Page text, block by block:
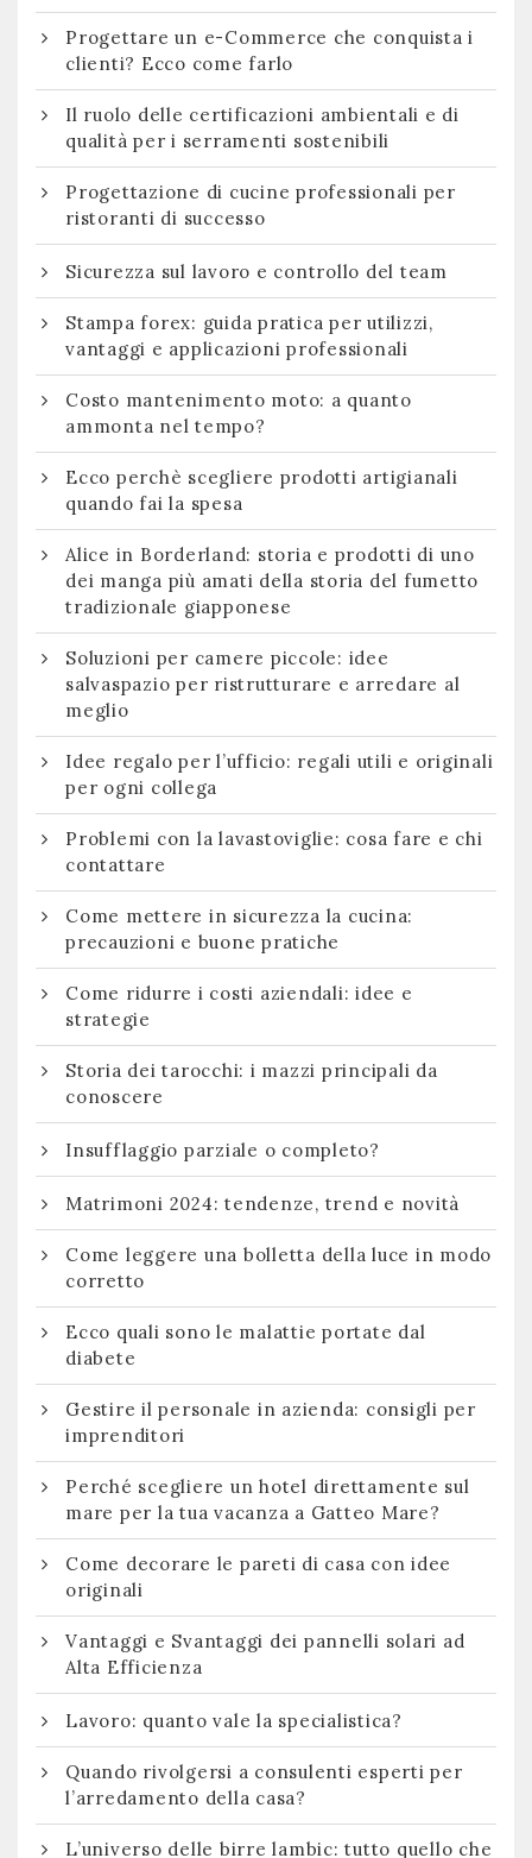
Progettare un e-Commerce che conquista i
clienti? Ecco come farlo
Il ruolo delle certificazioni ambientali e di
qualità per i serramenti sostenibili
Progettazione di cucine professionali per
ristoranti di successo
Sicurezza sul lavoro e controllo del team
Stampa forex: guida pratica per utilizzi,
vantaggi e applicazioni professionali
Costo mantenimento moto: a quanto
ammonta nel tempo?
Ecco perchè scegliere prodotti artigianali
quando fai la spesa
Alice in Borderland: storia e prodotti di uno
dei manga più amati della storia del fumetto
tradizionale giapponese
Soluzioni per camere piccole: idee
salvaspazio per ristrutturare e arredare al
meglio
Idee regalo per l’ufficio: regali utili e originali
per ogni collega
Problemi con la lavastoviglie: cosa fare e chi
contattare
Come mettere in sicurezza la cucina:
precauzioni e buone pratiche
Come ridurre i costi aziendali: idee e
strategie
Storia dei tarocchi: i mazzi principali da
conoscere
Insufflaggio parziale o completo?
Matrimoni 2024: tendenze, trend e novità
Come leggere una bolletta della luce in modo
corretto
Ecco quali sono le malattie portate dal
diabete
Gestire il personale in azienda: consigli per
imprenditori
Perché scegliere un hotel direttamente sul
mare per la tua vacanza a Gatteo Mare?
Come decorare le pareti di casa con idee
originali
Vantaggi e Svantaggi dei pannelli solari ad
Alta Efficienza
Lavoro: quanto vale la specialistica?
Quando rivolgersi a consulenti esperti per
l’arredamento della casa?
L’universo delle birre lambic: tutto quello che